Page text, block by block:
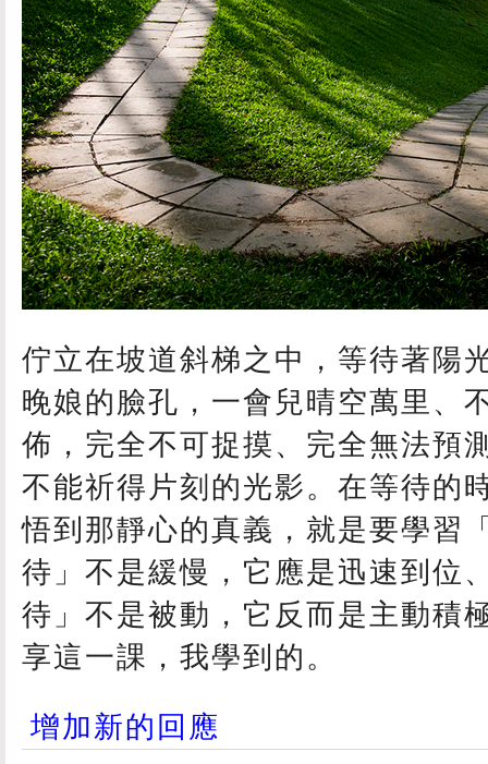
佇立在坡道斜梯之中，等待著陽
晚娘的臉孔，一會兒晴空萬里、
佈，完全不可捉摸、完全無法預
不能祈得片刻的光影。在等待的
悟到那靜心的真義，就是要學習
待」不是緩慢，它應是迅速到位
待」不是被動，它反而是主動積
享這一課，我學到的。
增加新的回應